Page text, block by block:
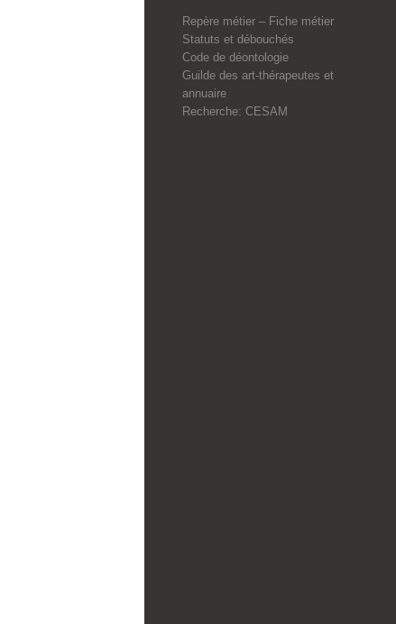
Repère métier – Fiche métier
Statuts et débouchés
Code de déontologie
Guilde des art-thérapeutes et
annuaire
Recherche: CESAM